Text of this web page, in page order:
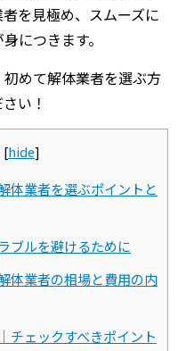
を見極め、スムーズに
につきます。
めて解体業者を選ぶ方
い！
[hide]
体業者を選ぶポイントと
ブルを避けるために
体業者の相場と費用の内
チェックすべきポイント